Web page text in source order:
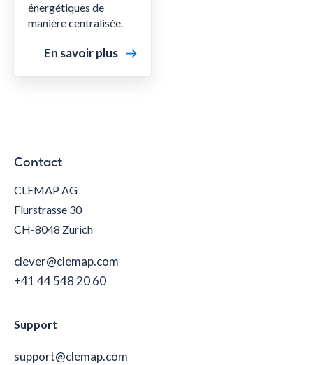
énergétiques de
manière centralisée.
En savoir plus
Contact
CLEMAP AG
Flurstrasse 30
CH-8048 Zurich
clever@clemap.com
+41 44 548 20 60
Support
support@clemap.com